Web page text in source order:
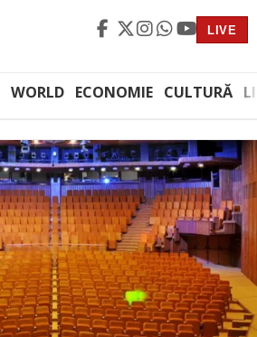
LIVE
WORLD ECONOMIE CULTURĂ